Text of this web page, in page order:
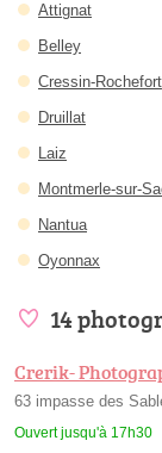
Attignat
Belley
Cressin-Rochefort
Druillat
Laiz
Montmerle-sur-
Nantua
Oyonnax
14
Crerik-
63 impasse des
Ouvert jusqu'à 17h30